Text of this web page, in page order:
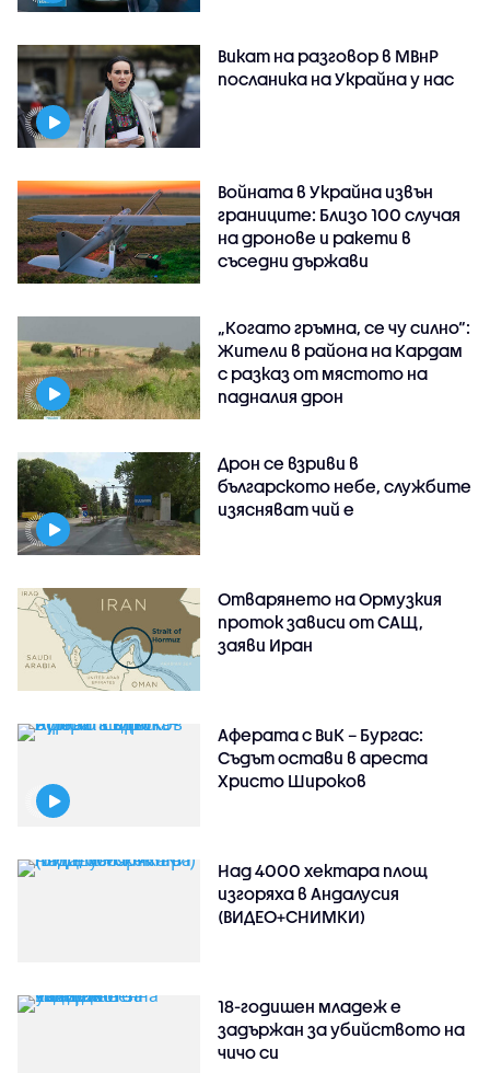
Викат на разговор в МВнР
посланика на Украйна у нас
Войната в Украйна извън
границите: Близо 100 случая
на дронове и ракети в
съседни държави
„Когато гръмна, се чу силно“:
Жители в района на Кардам
с разказ от мястото на
падналия дрон
Дрон се взриви в
българското небе, службите
изясняват чий е
Отварянето на Ормузкия
проток зависи от САЩ,
заяви Иран
Аферата с ВиК – Бургас:
Съдът остави в ареста
Христо Широков
Над 4000 хектара площ
изгоряха в Андалусия
(ВИДЕО+СНИМКИ)
18-годишен младеж е
задържан за убийството на
чичо си